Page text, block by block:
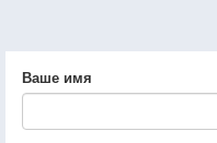
Ваше имя